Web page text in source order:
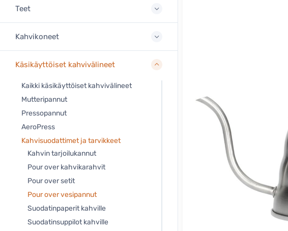
Teet
Kahvikoneet
Käsikäyttöiset kahvivälineet
Kaikki käsikäyttöiset kahvivälineet
Mutteripannut
Pressopannut
AeroPress
Kahvisuodattimet ja tarvikkeet
Kahvin tarjoilukannut
Pour over kahvikarahvit
Pour over setit
Pour over vesipannut
Suodatinpaperit kahville
Suodatinsuppilot kahville